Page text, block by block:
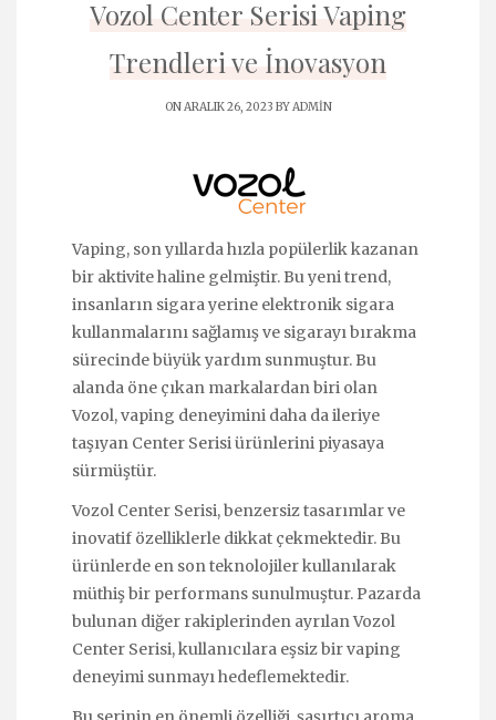
Vozol Center Serisi Vaping
Trendleri ve İnovasyon
ON ARALIK 26, 2023 BYADMIN
Vaping, son yıllarda hızla popülerlik kazanan
bir aktivite haline gelmiştir. Bu yeni trend,
insanların sigara yerine elektronik sigara
kullanmalarını sağlamış ve sigarayı bırakma
sürecinde büyük yardım sunmuştur. Bu
alanda öne çıkan markalardan biri olan
Vozol, vaping deneyimini daha da ileriye
taşıyan Center Serisi ürünlerini piyasaya
sürmüştür.
Vozol Center Serisi, benzersiz tasarımlar ve
inovatif özelliklerle dikkat çekmektedir. Bu
ürünlerde en son teknolojiler kullanılarak
müthiş bir performans sunulmuştur. Pazarda
bulunan diğer rakiplerinden ayrılan Vozol
Center Serisi, kullanıcılara eşsiz bir vaping
deneyimi sunmayı hedeflemektedir.